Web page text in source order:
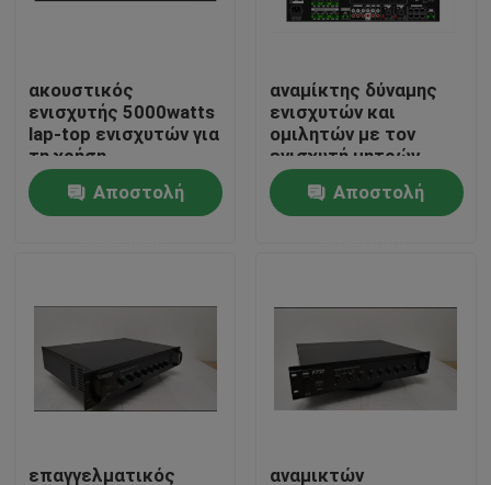
Γύρος εργοστασίων
Ποιοτικός έλεγχος
Ειδήσεις
Περιπτώσεις
Ενισχυτής συστημάτων PA
ακουστικός
ενισχυτής 5000watts
lap-top ενισχυτών για
τη χρήση
Αποστολή
αναμίκτης δύναμης
ενισχυτών και
ομιλητών με τον
ενισχυτή μητρών
Αποστολή
επαγγελματικός αναμικτών